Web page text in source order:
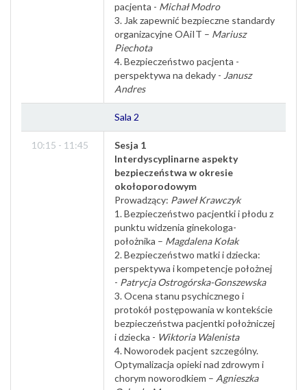
pacjenta - Michał Modro
3. Jak zapewnić bezpieczne standardy
organizacyjne OAiIT – Mariusz
Piechota
4. Bezpieczeństwo pacjenta -
perspektywa na dekady - Janusz
Andres
Sala 2
10:15 - 11:45
Sesja 1
Interdyscyplinarne aspekty
bezpieczeństwa w okresie
okołoporodowym
Prowadzący: Paweł Krawczyk
1. Bezpieczeństwo pacjentki i płodu z
punktu widzenia ginekologa-
położnika – Magdalena Kołak
2. Bezpieczeństwo matki i dziecka:
perspektywa i kompetencje położnej
- Patrycja Ostrogórska-Gonszewska
3. Ocena stanu psychicznego i
protokół postępowania w kontekście
bezpieczeństwa pacjentki położniczej
i dziecka - Wiktoria Walenista
4. Noworodek pacjent szczególny.
Optymalizacja opieki nad zdrowym i
chorym noworodkiem – Agnieszka